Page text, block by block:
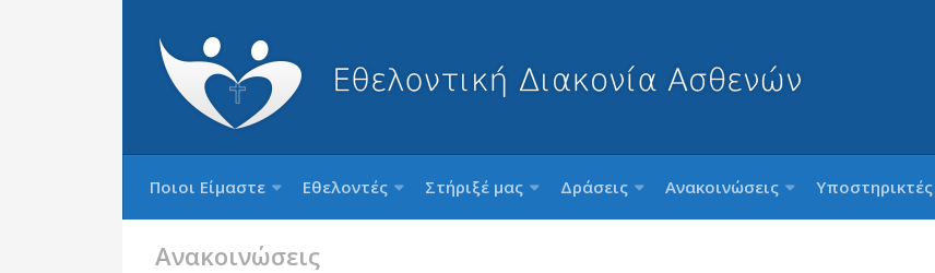
Ποιοι Είμαστε Εθελοντές Στήριξέ μας Δράσεις Ανακοινώσεις Υποστηρικτές
Ανακοινώσεις